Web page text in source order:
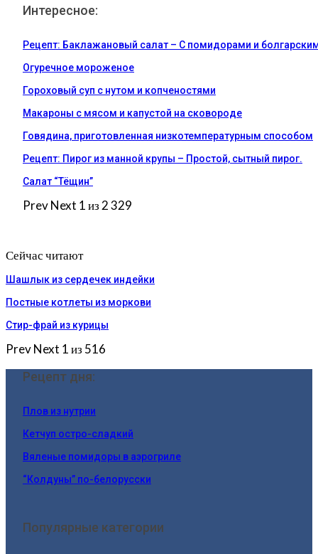
Интересное:
Рецепт: Баклажановый салат – С помидорами и
Огуречное мороженое
Гороховый суп с нутом и копченостями
Макароны с мясом и капустой на сковороде
Говядина, приготовленная низкотемпературным способом
Рецепт: Пирог из манной крупы – Простой, сытный пирог.
Салат “Тёщин”
PrevNext 1 из 2 329
Сейчас читают
Шашлык из сердечек индейки
Постные котлеты из моркови
Стир-фрай из курицы
PrevNext 1 из 516
Рецепт дня:
Плов из нутрии
Кетчуп остро-сладкий
Вяленые помидоры в аэрогриле
“Колдуны” по-белорусски
Популярные категории